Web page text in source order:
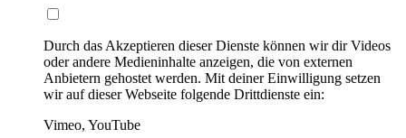
Durch das Akzeptieren dieser Dienste können wir dir Videos
oder andere Medieninhalte anzeigen, die von externen
Anbietern gehostet werden. Mit deiner Einwilligung setzen
wir auf dieser Webseite folgende Drittdienste ein:
Vimeo, YouTube